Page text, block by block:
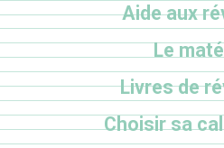
Aide aux
Le
Livres de
Choisir sa